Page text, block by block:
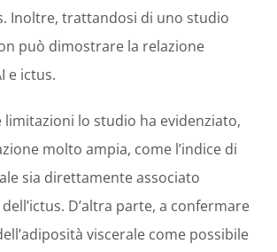
Inoltre, trattandosi di uno studio
può dimostrare la relazione
e ictus.
limitazioni lo studio ha evidenziato,
molto ampia, come l’indice di
sia direttamente associato
D’altra parte, a confermare
viscerale come possibile